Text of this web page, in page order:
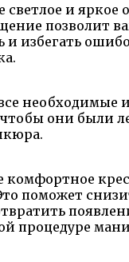
светлое и яркое
позволит
и избегать
необходимые
они были
комфортное
поможет
процедуре